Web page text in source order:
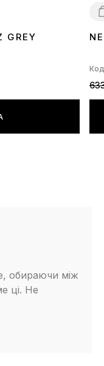
GREY
обираючи між
ці. Не